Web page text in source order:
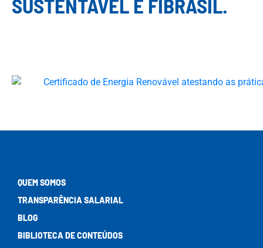
SUSTENTÁVEL É FIBRASIL.
QUEM SOMOS
TRANSPARÊNCIA SALARIAL
BLOG
BIBLIOTECA DE CONTEÚDOS